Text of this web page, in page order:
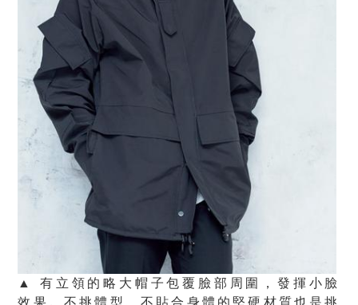
▲ 有立領的略大帽子包覆臉部周圍，發揮小臉
效果。不挑體型、不貼合身體的堅硬材質也是挑